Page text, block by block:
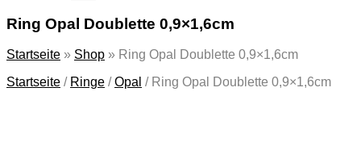
Ring Opal Doublette 0,9×1,6cm
Startseite » Shop » Ring Opal Doublette 0,9×1,6cm
Startseite / Ringe /Opal / Ring Opal Doublette 0,9×1,6cm